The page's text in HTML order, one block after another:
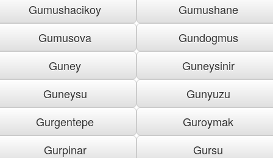
Gumushacikoy
Gumushane
Gumusova
Gundogmus
Guney
Guneysinir
Guneysu
Gunyuzu
Gurgentepe
Guroymak
Gurpinar
Gursu